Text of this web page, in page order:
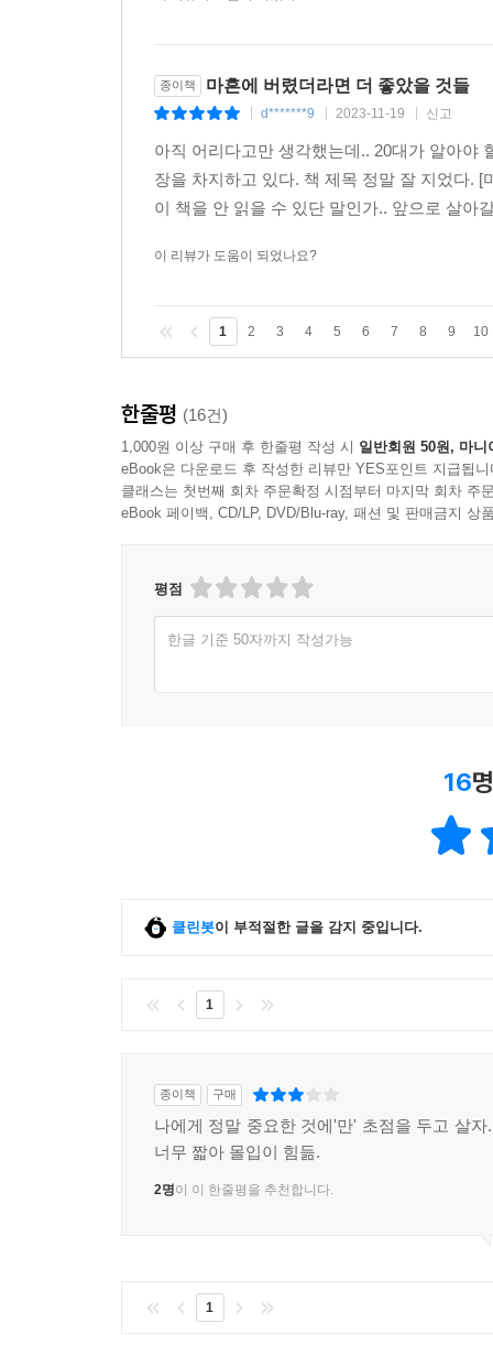
종이책 마흔에 버렸더라면 더 좋았을 것들
d*******9 2023-11-19 신고
아직 어리다고만 생각했는데.. 20대가 알아야
장을 차지하고 있다. 책 제목 정말 잘 지었다.
이 책을 안 읽을 수 있단 말인가.. 앞으로 살아
이 리뷰가 도움이 되었나요?
1 2 3 4 5 6 7 8 9 10
한줄평 (16건)
1,000원 이상 구매 후 한줄평 작성 시 일반회원 50원, 마니
eBook은 다운로드 후 작성한 리뷰만 YES포인트 지급됩니
클래스는 첫번째 회차 주문확정 시점부터 마지막 회차 주
eBook 페이백, CD/LP, DVD/Blu-ray, 패션 및 판매금지 상
평점
한글 기준 50자까지 작성가능
16
클린봇이 부적절한 글을 감지 중입니다.
1
종이책 구매
나에게 정말 중요한 것에'만' 초점을 두고 살자
너무 짧아 몰입이 힘듦.
2명이 이 한줄평을 추천합니다.
1